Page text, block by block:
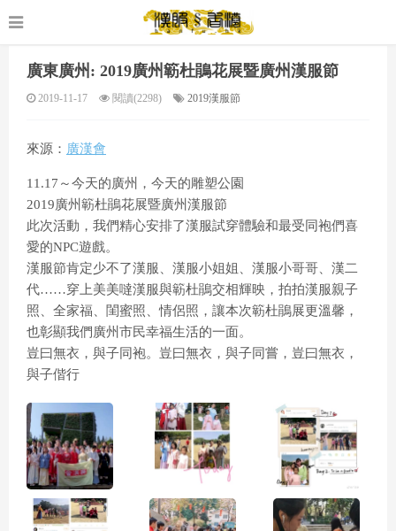
廣東廣州: 2019廣州簕杜鵑花展暨廣州漢服節
2019-11-17 閱讀(2298) 2019漢服節
來源： 廣漢會
11.17～今天的廣州，今天的雕塑公園
2019廣州簕杜鵑花展暨廣州漢服節
此次活動，我們精心安排了漢服試穿體驗和最受同袍們喜
愛的NPC遊戲。
漢服節肯定少不了漢服、漢服小姐姐、漢服小哥哥、漢二
代……穿上美美噠漢服與簕杜鵑交相輝映，拍拍漢服親子
照、全家福、閨蜜照、情侶照，讓本次簕杜鵑展更溫馨，
也彰顯我們廣州市民幸福生活的一面。
豈曰無衣，與子同袍。豈曰無衣，與子同嘗，豈曰無衣，
與子偕行